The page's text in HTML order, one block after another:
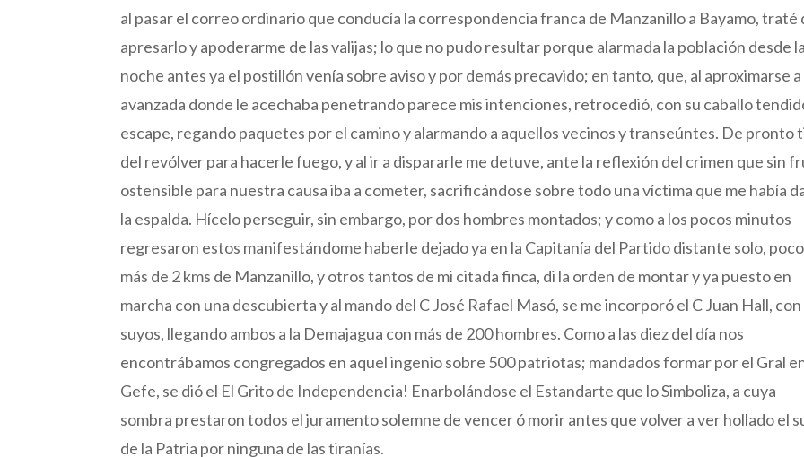
al pasar el correo ordinario que conducía la correspondencia franca de Manzanillo a Bayamo, traté
apresarlo y apoderarme de las valijas; lo que no pudo resultar porque alarmada la población desde la
noche antes ya el postillón venía sobre aviso y por demás precavido; en tanto, que, al aproximarse a
avanzada donde le acechaba penetrando parece mis intenciones, retrocedió, con su caballo
escape, regando paquetes por el camino y alarmando a aquellos vecinos y transeúntes. De pronto
del revólver para hacerle fuego, y al ir a dispararle me detuve, ante la reflexión del crimen que sin
ostensible para nuestra causa iba a cometer, sacrificándose sobre todo una víctima que me había
la espalda. Hícelo perseguir, sin embargo, por dos hombres montados; y como a los pocos minutos
regresaron estos manifestándome haberle dejado ya en la Capitanía del Partido distante solo, poco
más de 2 kms de Manzanillo, y otros tantos de mi citada finca, di la orden de montar y ya puesto en
marcha con una descubierta y al mando del C José Rafael Masó, se me incorporó el C Juan Hall, con
suyos, llegando ambos a la Demajagua con más de 200 hombres. Como a las diez del día nos
encontrábamos congregados en aquel ingenio sobre 500 patriotas; mandados formar por el Gral
Gefe, se dió el El Grito de Independencia! Enarbolándose el Estandarte que lo Simboliza, a cuya
sombra prestaron todos el juramento solemne de vencer ó morir antes que volver a ver hollado el
de la Patria por ninguna de las tiranías.